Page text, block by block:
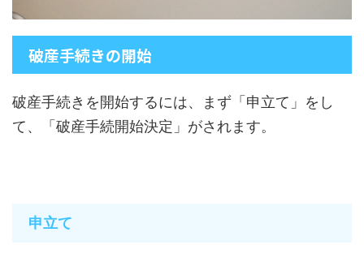
破産手続きの開始
破産手続きを開始するには、まず「申立て」をし
て、「破産手続開始決定」がされます。
申立て